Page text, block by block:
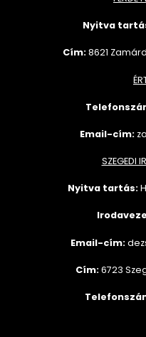
Nyitva
Cím:8621
Email-cím:
SZEGEDI
Nyitva tartás:
Email-cím:
Cím:6723